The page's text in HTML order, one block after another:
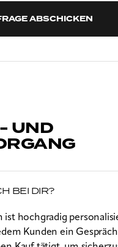
UND
BEI DIR?
ist hochgradig
Kunden ein